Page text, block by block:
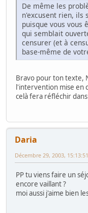
De même les
n'excusent rien, ils
puisque vous vous
qui semblait
censurer (et à
base-même de
Bravo pour ton texte,
l'intervention mise en
celà fera réfléchir
Daria
Décembre 29, 2003, 15:13:51
PP tu viens faire un
encore vaillant ?
moi aussi j'aime bien